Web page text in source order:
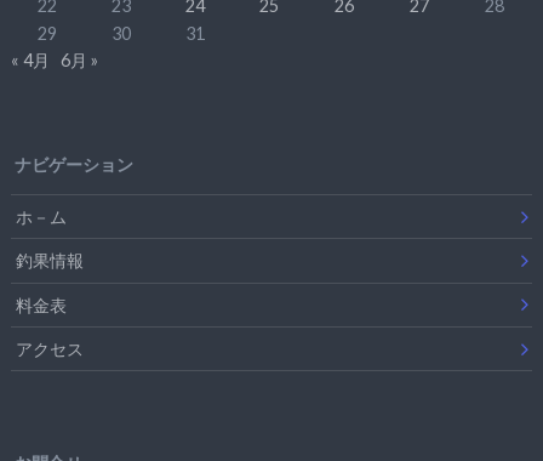
22
23 24 25 26 27
28
29
30
31
« 4月
6月 »
ナビゲーション
ホ－ム
釣果情報
料金表
アクセス